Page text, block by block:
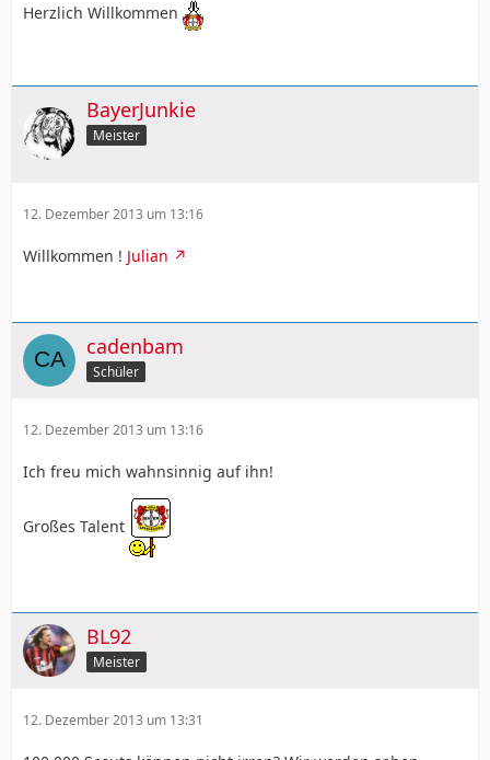
Herzlich Willkommen
BayerJunkie
Meister
12. Dezember 2013 um 13:16
Willkommen ! Julian
cadenbam
Schüler
12. Dezember 2013 um 13:16
Ich freu mich wahnsinnig auf ihn!
Großes Talent
BL92
Meister
12. Dezember 2013 um 13:31